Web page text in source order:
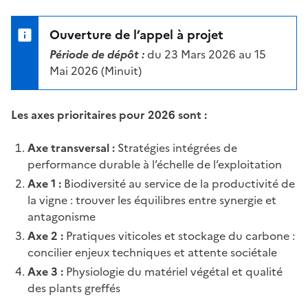
Ouverture de l’appel à projet
Période de dépôt :du 23 Mars 2026 au 15
Mai 2026 (Minuit)
Les axes prioritaires pour 2026 sont :
Axe transversal : Stratégies intégrées de
performance durable à l’échelle de l’exploitation
Axe 1 : Biodiversité au service de la productivité de
la vigne : trouver les équilibres entre synergie et
antagonisme
Axe 2 : Pratiques viticoles et stockage du carbone :
concilier enjeux techniques et attente sociétale
Axe 3 : Physiologie du matériel végétal et qualité
des plants greffés